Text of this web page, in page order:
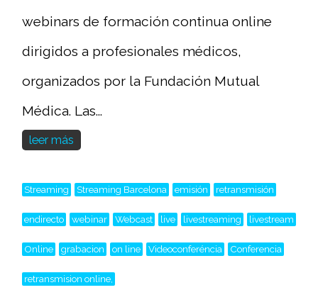
webinars de formación continua online
dirigidos a profesionales médicos,
organizados por la Fundación Mutual
Médica. Las...
leer más
Streaming Streaming Barcelona emisión retransmisión
endirecto webinar Webcast live livestreaming livestream
Online grabacion on line Videoconferéncia Conferencia
retransmision online,